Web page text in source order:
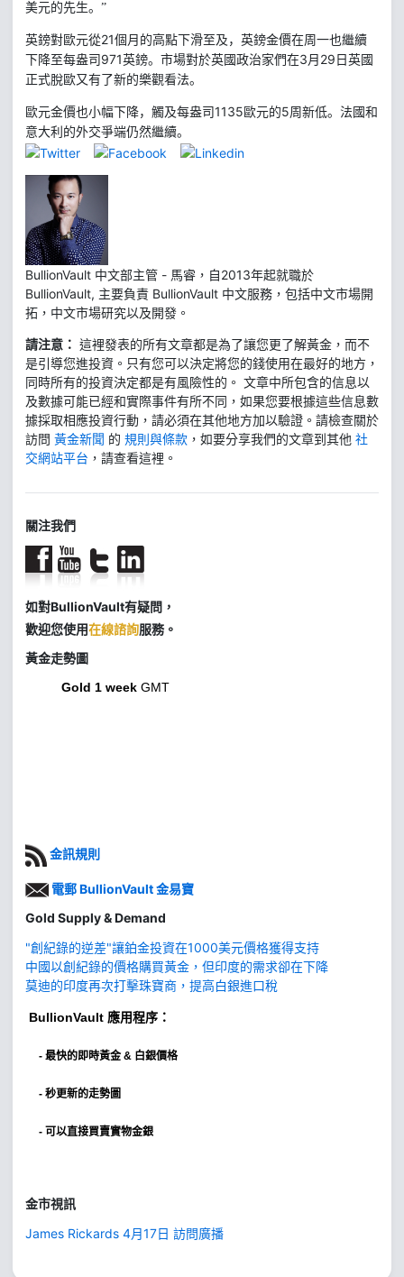
美元的先生。”
英鎊對歐元從21個月的高點下滑至及，英鎊金價在周一也繼續
下降至每盎司 971英鎊。市場對於英國政治家們在3月 29 日英國
正式脫歐又有了新的樂觀看法。
歐元金價也小幅下降，觸及每盎司 1135歐元的5周新低。法國和
意大利的外交爭端仍然繼續。
BullionVault 中文部主管 - 馬睿，自2013年起就職於
BullionVault, 主要負責 BullionVault 中文服務，包括中文市場開
拓，中文市場研究以及開發。
請注意： 這裡發表的所有文章都是為了讓您更了解黃金，而不
是引導您進投資。只有您可以決定將您的錢使用在最好的地方，
同時所有的投資決定都是有風險性的。 文章中所包含的信息以
及數據可能已經和實際事件有所不同，如果您要根據這些信息數
據採取相應投資行動，請必須在其他地方加以驗證。請檢查關於
訪問 黃金新聞 的 規則與條款 ，如要分享我們的文章到其他 社
交網站平台 ，請查看這裡。
關注我們
如對BullionVault有疑問，
歡迎您使用在線諮詢服務。
黃金走勢圖
Gold 1 week GMT
金訊規則
電郵 BullionVault 金易寶
Gold Supply & Demand
"創紀錄的逆差"讓鉑金投資在1000美元價格獲得支持
中國以創紀錄的價格購買黃金，但印度的需求卻在下降
莫迪的印度再次打擊珠寶商，提高白銀進口稅
BullionVault 應用程序：
- 最快的即時黃金 & 白銀價格
- 秒更新的走勢圖
- 可以直接買賣實物金銀
金市視訊
James Rickards 4月17日 訪問廣播